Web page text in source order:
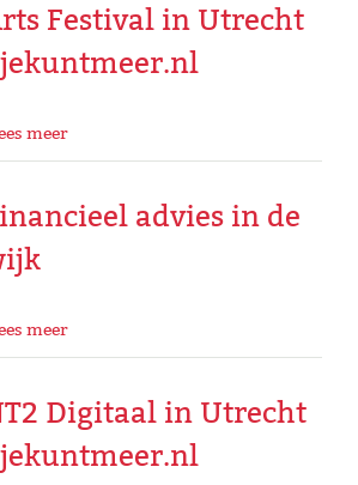
Festival in Utrecht
meer
advies in de
meer
Digitaal in Utrecht